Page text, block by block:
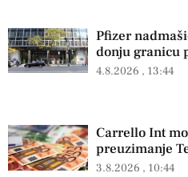
Pfizer
donju granicu
4.8.2026 13:44
Carrello Int
preuzimanje
3.8.2026 10:44